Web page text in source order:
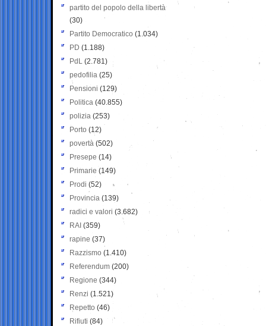
partito del popolo della libertà
(30)
Partito Democratico (1.034)
PD (1.188)
PdL (2.781)
pedofilia (25)
Pensioni (129)
Politica (40.855)
polizia (253)
Porto (12)
povertà (502)
Presepe (14)
Primarie (149)
Prodi (52)
Provincia (139)
radici e valori (3.682)
RAI (359)
rapine (37)
Razzismo (1.410)
Referendum (200)
Regione (344)
Renzi (1.521)
Repetto (46)
Rifiuti (84)